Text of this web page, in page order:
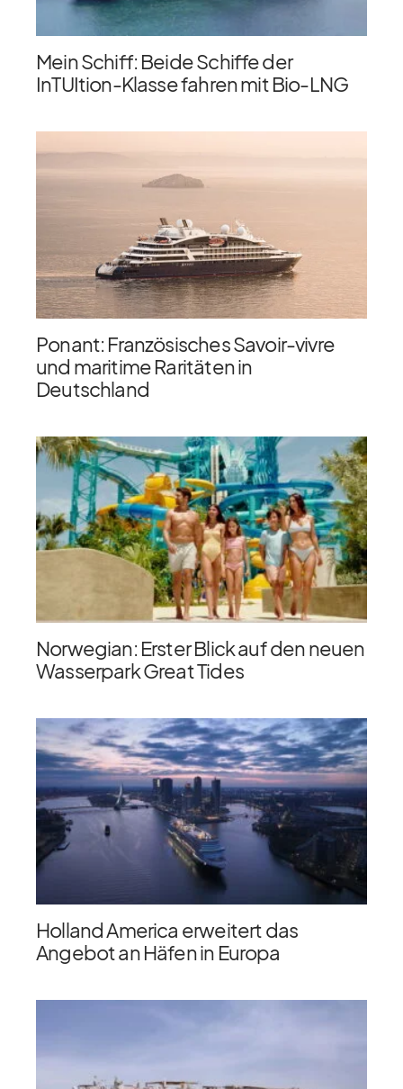
Mein Schiff: Beide Schiffe der
InTUItion-Klasse fahren mit Bio-LNG
Ponant: Französisches Savoir-vivre
und maritime Raritäten in
Deutschland
Norwegian: Erster Blick auf den neuen
Wasserpark Great Tides
Holland America erweitert das
Angebot an Häfen in Europa